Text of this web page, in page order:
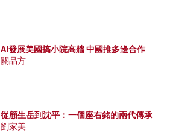
AI發展美國搞小院高牆 中國推多邊合作
關品方
從顧生岳到沈平：一個座右銘的兩代傳承
劉家美